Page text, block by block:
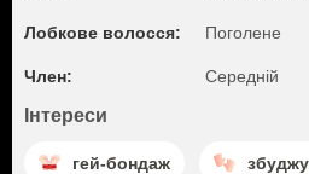
Лобкове волосся: Поголене
Член: Середній
Інтереси
гей-бондаж